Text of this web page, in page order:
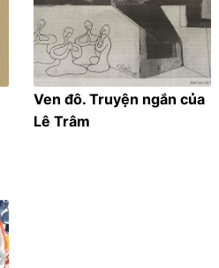
Ven đô. Truyện ngắn của
Lê Trâm